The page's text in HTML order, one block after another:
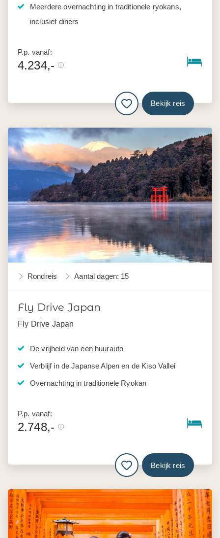
Meerdere overnachting in traditionele ryokans,
inclusief diners
P.p. vanaf:
4.234,-
Bekijk reis
Rondreis Aantal dagen: 15
Fly Drive Japan
Fly Drive Japan
De vrijheid van een huurauto
Verblijf in de Japanse Alpen en de Kiso Vallei
Overnachting in traditionele Ryokan
P.p. vanaf:
2.748,-
Bekijk reis